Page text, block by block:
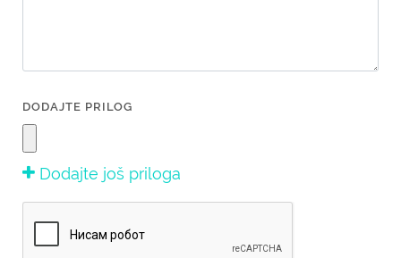
DODAJTE PRILOG
Dodajte još priloga